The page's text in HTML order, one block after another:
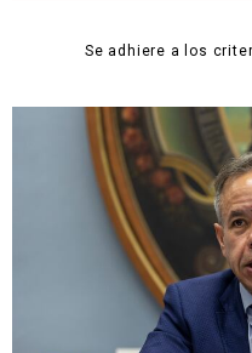
Se adhiere a los